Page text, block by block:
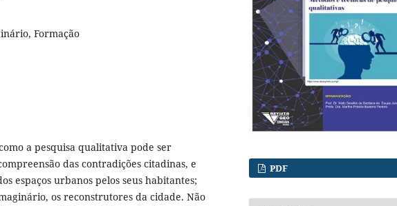
Formação
a pesquisa qualitativa pode ser
das contradições citadinas, e
espaços urbanos pelos seus habitantes;
os reconstrutores da cidade. Não
PDF